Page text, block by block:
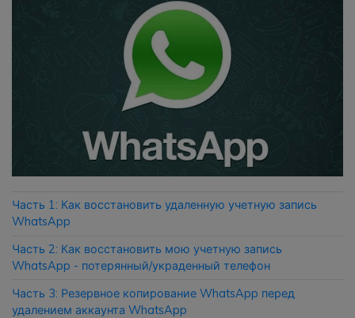
сервиса на другой.
Передавайте данные WhatsApp &
WhatsApp Business без сброса
настроек к заводским.
Передавайте данные смартфона,
данные WhatsApp и файлы между
Часть 1: Как восстановить удаленную учетную запись
WhatsApp
Часть 2: Как восстановить мою учетную запись
WhatsApp - потерянный/украденный телефон
Часть 3: Резервное копирование WhatsApp перед
удалением аккаунта WhatsApp